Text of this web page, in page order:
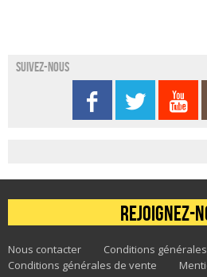
Suivez-nous
Rejoignez-
Nous contacter
Conditions
Conditions générales de vente